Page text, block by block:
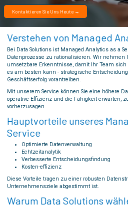
Kontaktieren Sie Uns Heute →
Verstehen von Managed
Bei Data Solutions ist Managed Analytics as a
Datenprozesse zu rationalisieren. Wir nehmen
umsetzbare Erkenntnisse, damit Ihr Team
es am besten kann - strategische
Geschäftserfolg vorantreiben.
Mit unserem Service können Sie eine höhere
operative Effizienz und die Fähigkeit erwarten,
vorherzusagen.
Hauptvorteile unseres
Service
Optimierte Datenverwaltung
Echtzeitanalytik
Verbesserte Entscheidungsfindung
Kosten-effizienz
Diese Vorteile tragen zu einer robusten
Unternehmensziele abgestimmt ist.
Warum Data Solutions